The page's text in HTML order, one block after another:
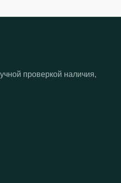
проверкой наличия,